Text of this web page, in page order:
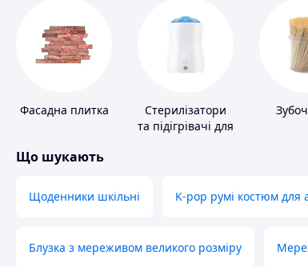
Фасадна плитка
Стерилізатори
та підігрівачі для
Що шукають
Щоденники шкільні K-pop румі костюм для
Блузка з мереживом великого розміру